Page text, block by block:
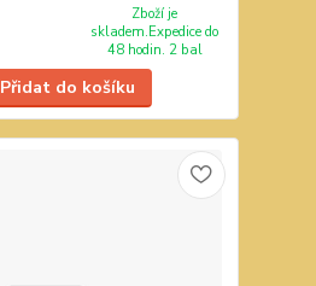
Zboží je
skladem.Expedice do
48 hodin. 2 bal
Přidat do košíku